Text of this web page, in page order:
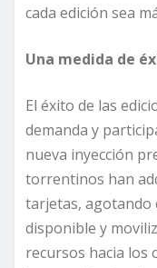
cada edición sea
Una medida de
El éxito de las
demanda y
nueva inyección
torrentinos han
tarjetas, agotando
disponible y
recursos hacia los